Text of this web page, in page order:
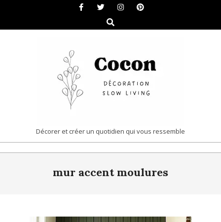
content
Search
COCON
|
DÉCORATION
Décorer et créer un quotidien qui vous ressemble
mur accent moulures